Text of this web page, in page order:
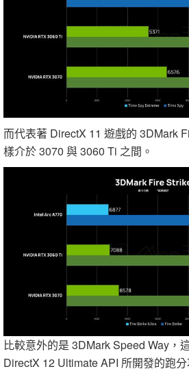
而代表著 DirectX 11 遊戲的 3DMark
樣介於 3070 與 3060 Ti 之間。
比較意外的是 3DMark Speed Way，
DirectX 12 Ultimate API 所開發的跑